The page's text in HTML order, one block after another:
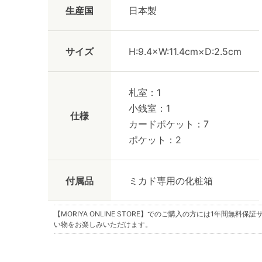
生産国 日本製
サイズ H:9.4×W:11.4cm×D:2.5cm
仕様
札室：1
小銭室：1
カードポケット：7
ポケット：2
付属品 ミカド専用の化粧箱
【MORIYA ONLINE STORE】でのご購入の方には1年間無料保証
い物をお楽しみいただけます。